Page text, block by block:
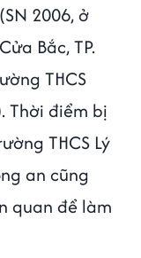
2006, ở
Bắc, TP.
THCS
Thời điểm bị
THCS Lý
an cũng
quan để làm